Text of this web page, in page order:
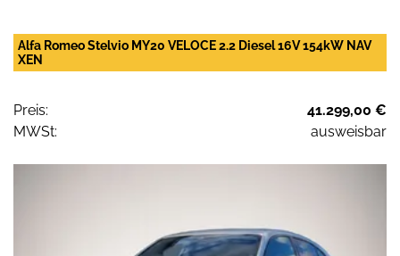
Alfa Romeo Stelvio MY20 VELOCE 2.2 Diesel 16V 154kW NAV
XEN
Preis:
41.299,00 €
MWSt:
ausweisbar